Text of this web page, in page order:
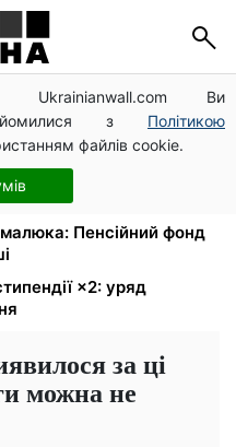
Ukrainianwall.com Ви
з Політикою
файлів cookie.
з вересня: від 2595
отримає
для реанімації:
вантаж на
напрямки
Пенсійний фонд
×2: уряд
за ці
можна не